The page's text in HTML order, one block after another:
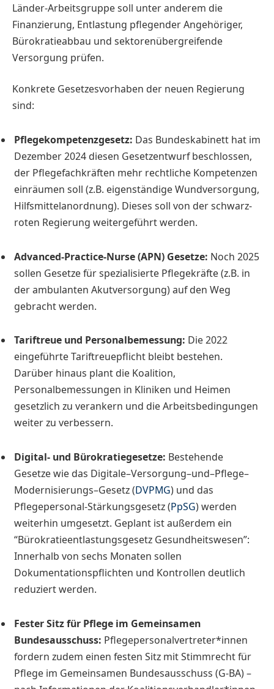
Länder-Arbeitsgruppe soll unter anderem die
Finanzierung, Entlastung pflegender Angehöriger,
Bürokratieabbau und sektorenübergreifende
Versorgung prüfen.
Konkrete Gesetzesvorhaben der neuen Regierung
sind:
Pflegekompetenzgesetz: Das Bundeskabinett hat im
Dezember 2024 diesen Gesetzentwurf beschlossen,
der Pflegefachkräften mehr rechtliche Kompetenzen
einräumen soll (z.B. eigenständige Wundversorgung,
Hilfsmittelanordnung). Dieses soll von der schwarz-
roten Regierung weitergeführt werden.
Advanced-Practice-Nurse (APN) Gesetze: Noch 2025
sollen Gesetze für spezialisierte Pflegekräfte (z.B. in
der ambulanten Akutversorgung) auf den Weg
gebracht werden.
Tariftreue und Personalbemessung: Die 2022
eingeführte Tariftreuepflicht bleibt bestehen.
Darüber hinaus plant die Koalition,
Personalbemessungen in Kliniken und Heimen
gesetzlich zu verankern und die Arbeitsbedingungen
weiter zu verbessern.
Digital- und Bürokratiegesetze: Bestehende
Gesetze wie das Digitale–Versorgung–und–Pflege–
Modernisierungs–Gesetz (DVPMG) und das
Pflegepersonal-Stärkungsgesetz (PpSG) werden
weiterhin umgesetzt. Geplant ist außerdem ein
“Bürokratieentlastungsgesetz Gesundheitswesen”:
Innerhalb von sechs Monaten sollen
Dokumentationspflichten und Kontrollen deutlich
reduziert werden.
Fester Sitz für Pflege im Gemeinsamen
Bundesausschuss: Pflegepersonalvertreter*innen
fordern zudem einen festen Sitz mit Stimmrecht für
Pflege im Gemeinsamen Bundesausschuss (G-BA) –